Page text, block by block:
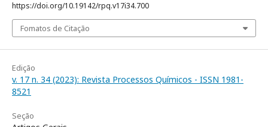
https://doi.org/10.19142/rpq.v17i34.700
Fomatos de Citação
Edição
v. 17 n. 34 (2023): Revista Processos Químicos - ISSN 1981-
8521
Seção